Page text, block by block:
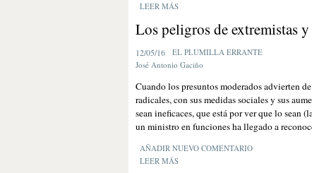
LEER MÁS
Los peligros de extremistas
12/05/16
EL PLUMILLA ERRANTE
José Antonio Gaciño
Cuando los presuntos moderados advierten
radicales, con sus medidas sociales y sus
sean ineficaces, que está por ver que lo sean
un ministro en funciones ha llegado a
AÑADIR NUEVO COMENTARIO
LEER MÁS